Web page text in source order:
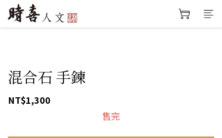
混合石 手鍊
NT$1,300
售完